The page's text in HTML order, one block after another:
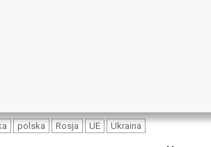
polska Rosja UE Ukraina